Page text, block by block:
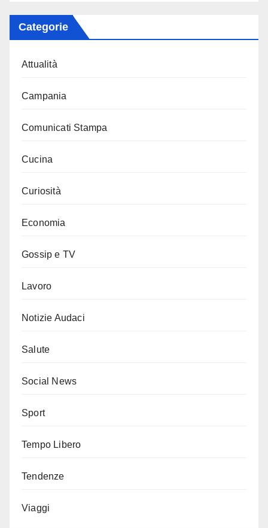
Categorie
Attualità
Campania
Comunicati Stampa
Cucina
Curiosità
Economia
Gossip e TV
Lavoro
Notizie Audaci
Salute
Social News
Sport
Tempo Libero
Tendenze
Viaggi